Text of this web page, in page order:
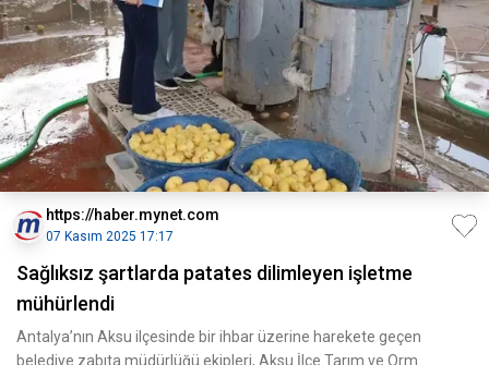
https://haber.mynet.com
07 Kasım 2025 17:17
Sağlıksız şartlarda patates dilimleyen işletme
mühürlendi
Antalya’nın Aksu ilçesinde bir ihbar üzerine harekete geçen
belediye zabıta müdürlüğü ekipleri, Aksu İlçe Tarım ve Orm